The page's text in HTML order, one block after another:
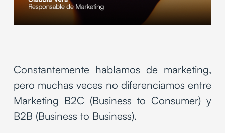
Constantemente hablamos de marketing,
pero muchas veces no diferenciamos entre
Marketing B2C (Business to Consumer) y
B2B (Business to Business).